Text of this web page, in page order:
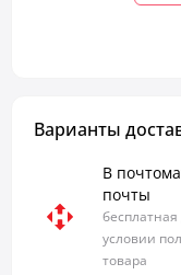
Варианты
В
почты
бесплатная
условии
товара